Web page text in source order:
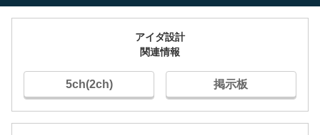
アイダ設計
関連情報
5ch(2ch) 掲示板